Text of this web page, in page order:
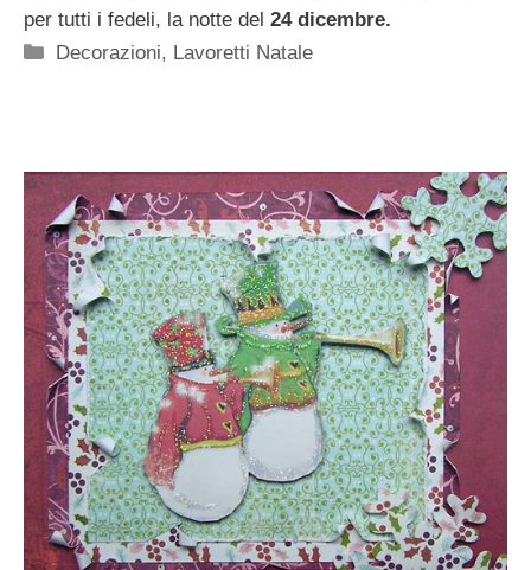
per tutti i fedeli, la notte del 24 dicembre.
Categorie
Decorazioni, Lavoretti Natale